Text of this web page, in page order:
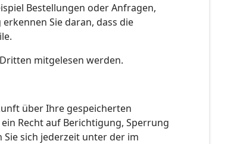
Bestellungen oder Anfragen,
Sie daran, dass die
mitgelesen werden.
über Ihre gespeicherten
Recht auf Berichtigung, Sperrung
sich jederzeit unter der im